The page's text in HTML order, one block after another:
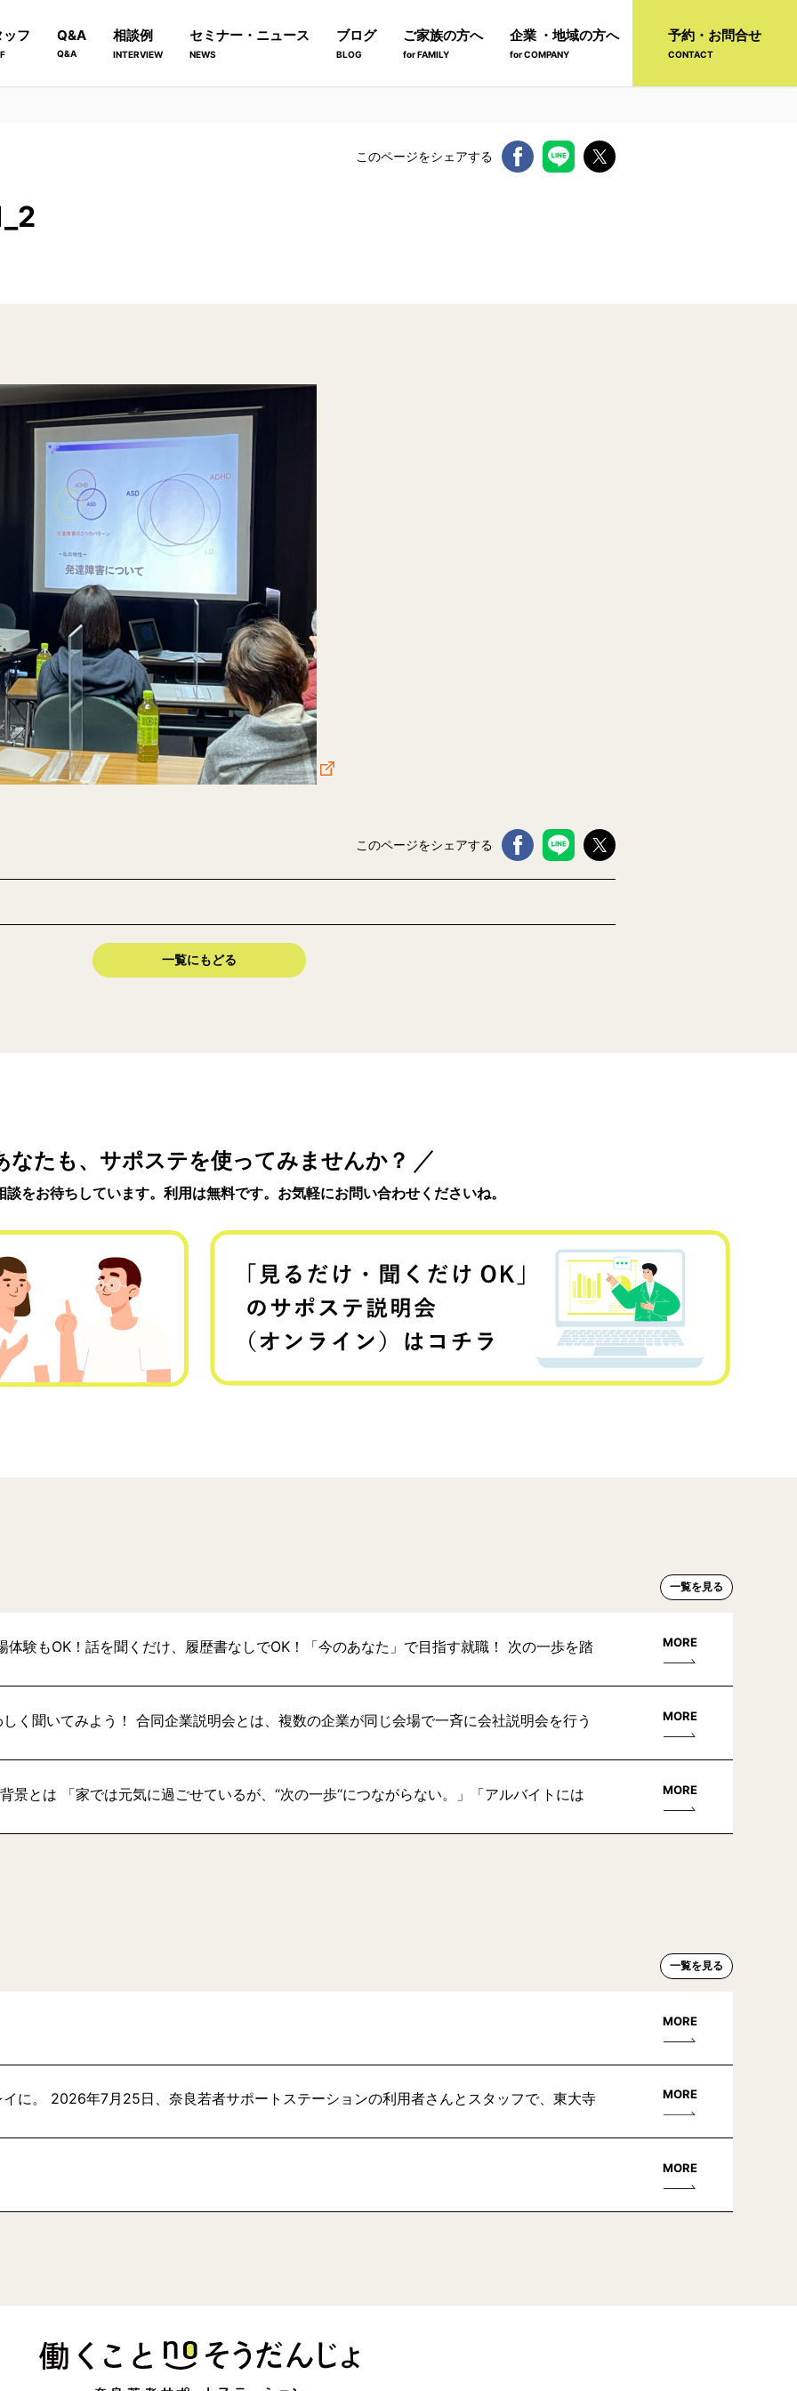
ッフ Q&A
Q&A
相談例
INTERVIEW
セミナー・ニュース
NEWS
ブログ
BLOG
ご家族の方へ
for FAMILY
企業 ・地域の方へ
for COMPANY
予約・お問合せ
CONTACT
このページをシェアする
このページをシェアする
一覧にもどる
なたも、サポステを使ってみませんか？
をお待ちしています。利用は無料です。お気軽にお問い合わせくださいね。
一覧を見る
体験もOK！話を聞くだけ、履歴書なしでOK！「今のあなた」で目指す就職！ 次の一歩を踏
MORE
く聞いてみよう！ 合同企業説明会とは、複数の企業が同じ会場で一斉に会社説明会を行う
MORE
景とは 「家では元気に過ごせているが、“次の一歩“につながらない。」「アルバイトには
MORE
一覧を見る
MORE
に。 2026年7月25日、奈良若者サポートステーションの利用者さんとスタッフで、東大寺
MORE
MORE